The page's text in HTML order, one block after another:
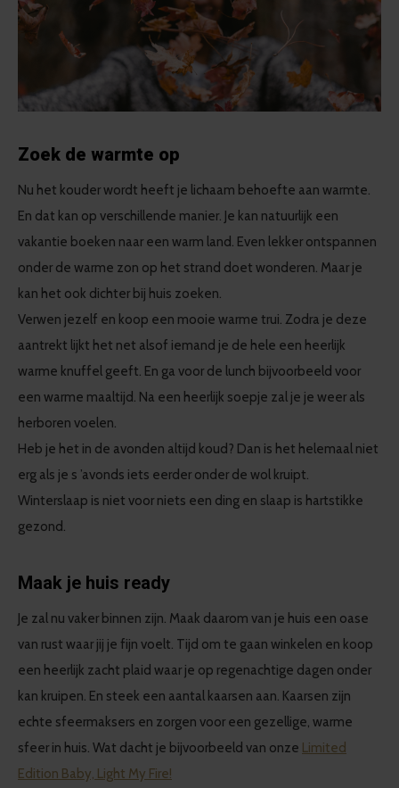
Zoek de warmte op
Nu het kouder wordt heeft je lichaam behoefte aan warmte.
En dat kan op verschillende manier. Je kan natuurlijk een
vakantie boeken naar een warm land. Even lekker ontspannen
onder de warme zon op het strand doet wonderen. Maar je
kan het ook dichter bij huis zoeken.
Verwen jezelf en koop een mooie warme trui. Zodra je deze
aantrekt lijkt het net alsof iemand je de hele een heerlijk
warme knuffel geeft. En ga voor de lunch bijvoorbeeld voor
een warme maaltijd. Na een heerlijk soepje zal je je weer als
herboren voelen.
Heb je het in de avonden altijd koud? Dan is het helemaal niet
erg als je s ’avonds iets eerder onder de wol kruipt.
Winterslaap is niet voor niets een ding en slaap is hartstikke
gezond.
Maak je huis ready
Je zal nu vaker binnen zijn. Maak daarom van je huis een oase
van rust waar jij je fijn voelt. Tijd om te gaan winkelen en koop
een heerlijk zacht plaid waar je op regenachtige dagen onder
kan kruipen. En steek een aantal kaarsen aan. Kaarsen zijn
echte sfeermaksers en zorgen voor een gezellige, warme
sfeer in huis. Wat dacht je bijvoorbeeld van onze Limited
Edition Baby, Light My Fire!